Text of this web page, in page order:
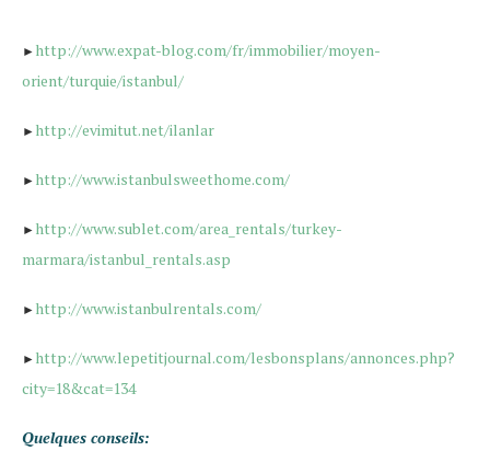
► http://www.expat-blog.com/fr/immobilier/moyen-
orient/turquie/istanbul/
► http://evimitut.net/ilanlar
► http://www.istanbulsweethome.com/
► http://www.sublet.com/area_rentals/turkey-
marmara/istanbul_rentals.asp
► http://www.istanbulrentals.com/
► http://www.lepetitjournal.com/lesbonsplans/annonces.php?
city=18&cat=134
Quelques conseils: